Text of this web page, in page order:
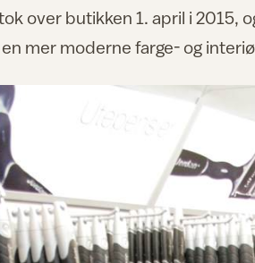
over butikken 1. april i 2015,
mer moderne farge- og